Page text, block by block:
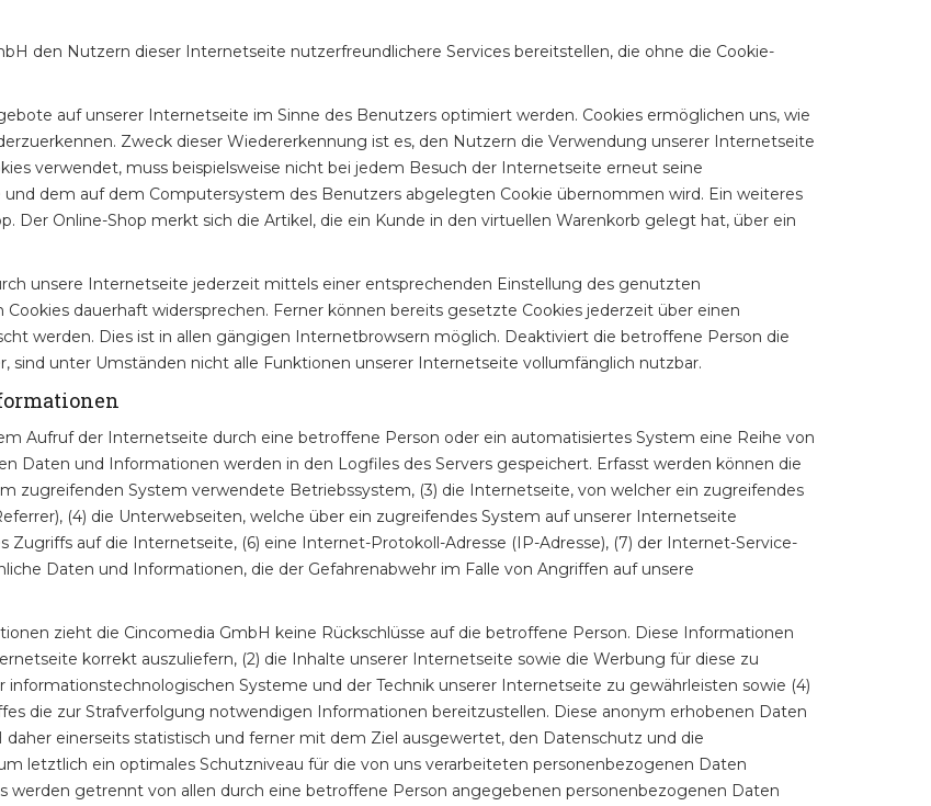
den Nutzern dieser Internetseite nutzerfreundlichere Services bereitstellen, die ohne die Cookie-
auf unserer Internetseite im Sinne des Benutzers optimiert werden. Cookies ermöglichen uns, wie
Zweck dieser Wiedererkennung ist es, den Nutzern die Verwendung unserer Internetseite
verwendet, muss beispielsweise nicht bei jedem Besuch der Internetseite erneut seine
dem auf dem Computersystem des Benutzers abgelegten Cookie übernommen wird. Ein weiteres
Der Online-Shop merkt sich die Artikel, die ein Kunde in den virtuellen Warenkorb gelegt hat, über ein
unsere Internetseite jederzeit mittels einer entsprechenden Einstellung des genutzten
dauerhaft widersprechen. Ferner können bereits gesetzte Cookies jederzeit über einen
werden. Dies ist in allen gängigen Internetbrowsern möglich. Deaktiviert die betroffene Person die
unter Umständen nicht alle Funktionen unserer Internetseite vollumfänglich nutzbar.
Aufruf der Internetseite durch eine betroffene Person oder ein automatisiertes System eine Reihe von
Daten und Informationen werden in den Logfiles des Servers gespeichert. Erfasst werden können die
zugreifenden System verwendete Betriebssystem, (3) die Internetseite, von welcher ein zugreifendes
(4) die Unterwebseiten, welche über ein zugreifendes System auf unserer Internetseite
Zugriffs auf die Internetseite, (6) eine Internet-Protokoll-Adresse (IP-Adresse), (7) der Internet-Service-
Daten und Informationen, die der Gefahrenabwehr im Falle von Angriffen auf unsere
zieht die Cincomedia GmbH keine Rückschlüsse auf die betroffene Person. Diese Informationen
korrekt auszuliefern, (2) die Inhalte unserer Internetseite sowie die Werbung für diese zu
Systeme und der Technik unserer Internetseite zu gewährleisten sowie (4)
die zur Strafverfolgung notwendigen Informationen bereitzustellen. Diese anonym erhobenen Daten
einerseits statistisch und ferner mit dem Ziel ausgewertet, den Datenschutz und die
letztlich ein optimales Schutzniveau für die von uns verarbeiteten personenbezogenen Daten
werden getrennt von allen durch eine betroffene Person angegebenen personenbezogenen Daten